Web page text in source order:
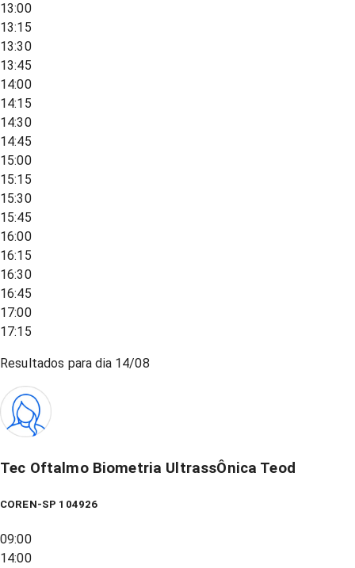
13:00
13:15
13:30
13:45
14:00
14:15
14:30
14:45
15:00
15:15
15:30
15:45
16:00
16:15
16:30
16:45
17:00
17:15
Resultados para dia 14/08
Tec Oftalmo Biometria UltrassÔnica Teod
COREN-SP 104926
09:00
14:00